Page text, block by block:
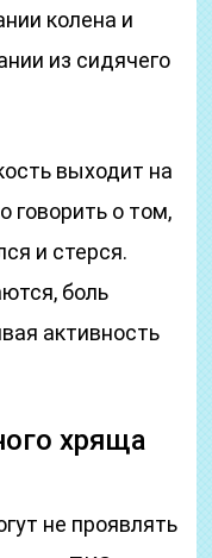
колена и
из сидячего
выходит на
говорить о том,
и стерся.
боль
активность
хряща
не проявлять